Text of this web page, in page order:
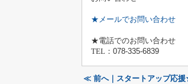
★メールでお問い合わせ
★電話でのお問い合わせ
TEL ： 078-335-6839
≪ 前へ｜スタートアップ応援